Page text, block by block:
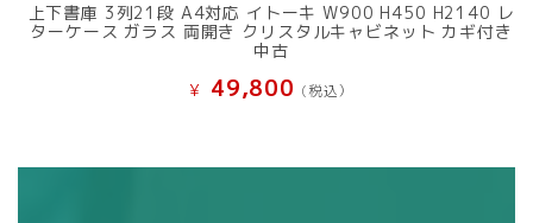
上下書庫 3列21段 A4対応 イトーキ W900 H450 H2140 レ
ターケース ガラス 両開き クリスタルキャビネット カギ付き
中古
¥ 49,800 (税込）